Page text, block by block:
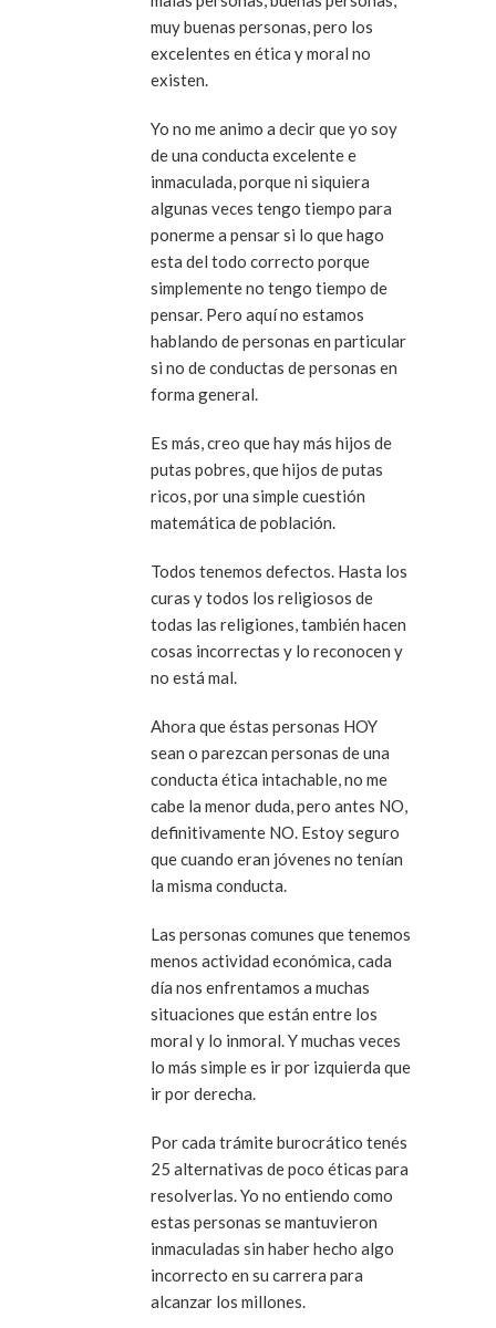
muy buenas personas, pero los
excelentes en ética y moral no
existen.
Yo no me animo a decir que yo soy
de una conducta excelente e
inmaculada, porque ni siquiera
algunas veces tengo tiempo para
ponerme a pensar si lo que hago
esta del todo correcto porque
simplemente no tengo tiempo de
pensar. Pero aquí no estamos
hablando de personas en particular
si no de conductas de personas en
forma general.
Es más, creo que hay más hijos de
putas pobres, que hijos de putas
ricos, por una simple cuestión
matemática de población.
Todos tenemos defectos. Hasta los
curas y todos los religiosos de
todas las religiones, también hacen
cosas incorrectas y lo reconocen y
no está mal.
Ahora que éstas personas HOY
sean o parezcan personas de una
conducta ética intachable, no me
cabe la menor duda, pero antes NO,
definitivamente NO. Estoy seguro
que cuando eran jóvenes no tenían
la misma conducta.
Las personas comunes que tenemos
menos actividad económica, cada
día nos enfrentamos a muchas
situaciones que están entre los
moral y lo inmoral. Y muchas veces
lo más simple es ir por izquierda que
ir por derecha.
Por cada trámite burocrático tenés
25 alternativas de poco éticas para
resolverlas. Yo no entiendo como
estas personas se mantuvieron
inmaculadas sin haber hecho algo
incorrecto en su carrera para
alcanzar los millones.